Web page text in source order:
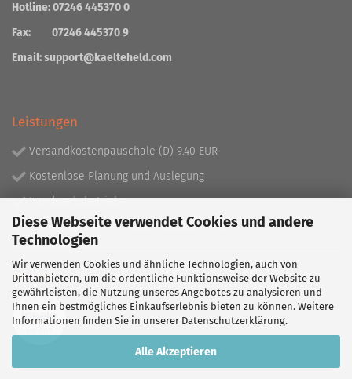
Diese Webseite verwendet Cookies und andere
Technologien
Wir verwenden Cookies und ähnliche Technologien, auch von
Drittanbietern, um die ordentliche Funktionsweise der Website zu
gewährleisten, die Nutzung unseres Angebotes zu analysieren und
Ihnen ein bestmögliches Einkaufserlebnis bieten zu können. Weitere
Informationen finden Sie in unserer Datenschutzerklärung.
Alle Akzeptieren
Hotline: 07246 445370 0
Fax: 07246 445370 9
Email:support@kaelteheld.com
Leistungen
Versandkostenpauschale (D) 9.40 EUR
Kostenlose Planung und Auslegung
Handwerksbetrieb
Lieferprogramm mit über 130.000 Artikeln!
Partner